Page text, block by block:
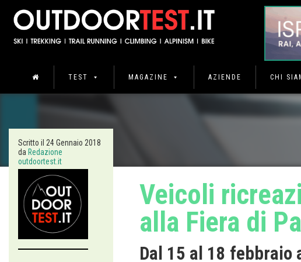
TEST MAGAZINE AZIENDE CHI
Scritto il 24 Gennaio 2018
da Redazione
outdoortest.it
Veicoli
alla Fiera di
Dal 15 al 18 febbraio